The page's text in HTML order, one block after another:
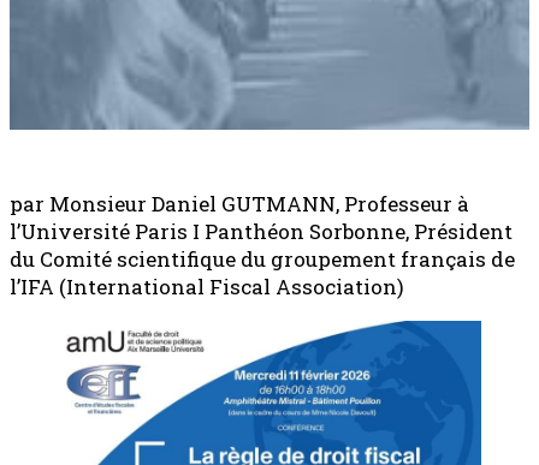
par Monsieur Daniel GUTMANN, Professeur à
l’Université Paris I Panthéon Sorbonne, Président
du Comité scientifique du groupement français de
l’IFA (International Fiscal Association)